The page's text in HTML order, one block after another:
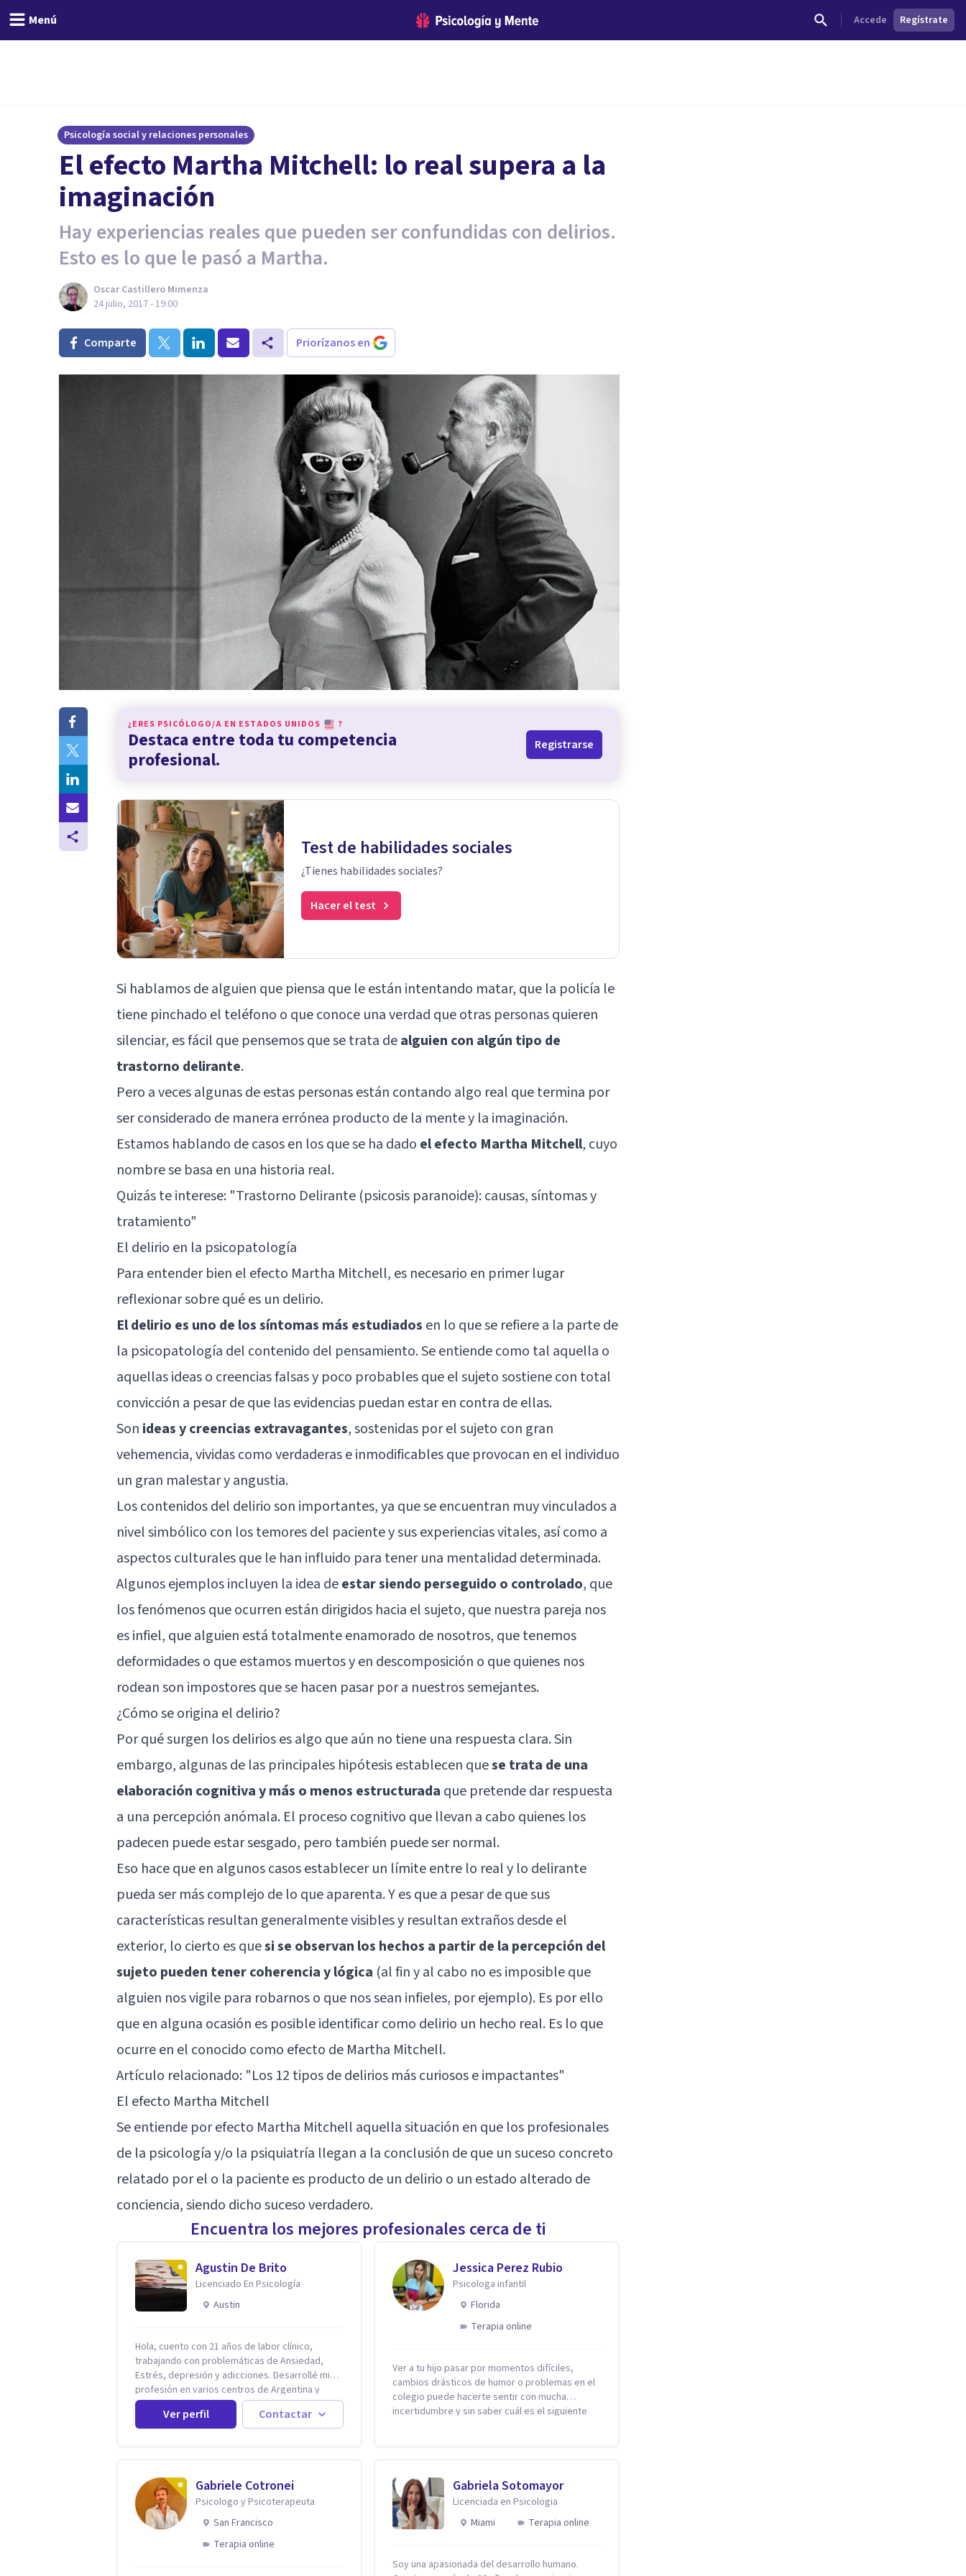
Menú Accede Regístrate
Psicología social y relaciones personales
El efecto Martha Mitchell: lo real supera a la
imaginación
Hay experiencias reales que pueden ser confundidas con delirios.
Esto es lo que le pasó a Martha.
Oscar Castillero Mimenza
24 julio, 2017 - 19:00
Comparte Priorízanos en
¿ERES PSICÓLOGO/A EN ESTADOS UNIDOS ?
Destaca entre toda tu competencia
profesional.
Registrarse
Test de habilidades sociales
¿Tienes habilidades sociales?
Hacer el test
Si hablamos de alguien que piensa que le están intentando matar, que la policía le
tiene pinchado el teléfono o que conoce una verdad que otras personas quieren
silenciar, es fácil que pensemos que se trata dealguien con algún tipo de
trastorno delirante.
Pero a veces algunas de estas personas están contando algo real que termina por
ser considerado de manera errónea producto de la mente y la imaginación.
Estamos hablando de casos en los que se ha dado el efecto Martha Mitchell, cuyo
nombre se basa en una historia real.
Quizás te interese: "Trastorno Delirante (psicosis paranoide): causas, síntomas y
tratamiento"
El delirio en la psicopatología
Para entender bien el efecto Martha Mitchell, es necesario en primer lugar
reflexionar sobre qué es un delirio.
El delirio es uno de los síntomas más estudiados en lo que se refiere a la parte de
la psicopatología del contenido del pensamiento. Se entiende como tal aquella o
aquellas ideas o creencias falsas y poco probables que el sujeto sostiene con total
convicción a pesar de que las evidencias puedan estar en contra de ellas.
Son ideas y creencias extravagantes, sostenidas por el sujeto con gran
vehemencia, vividas como verdaderas e inmodificables que provocan en el individuo
un gran malestar y angustia.
Los contenidos del delirio son importantes, ya que se encuentran muy vinculados a
nivel simbólico con los temores del paciente y sus experiencias vitales, así como a
aspectos culturales que le han influido para tener una mentalidad determinada.
Algunos ejemplos incluyen la idea deestar siendo perseguido o controlado, que
los fenómenos que ocurren están dirigidos hacia el sujeto, que nuestra pareja nos
es infiel, que alguien está totalmente enamorado de nosotros, que tenemos
deformidades o que estamos muertos y en descomposición o que quienes nos
rodean son impostores que se hacen pasar por a nuestros semejantes.
¿Cómo se origina el delirio?
Por qué surgen los delirios es algo que aún no tiene una respuesta clara. Sin
embargo, algunas de las principales hipótesis establecen quese trata de una
elaboración cognitiva y más o menos estructurada que pretende dar respuesta
a una percepción anómala. El proceso cognitivo que llevan a cabo quienes los
padecen puede estar sesgado, pero también puede ser normal.
Eso hace que en algunos casos establecer un límite entre lo real y lo delirante
pueda ser más complejo de lo que aparenta. Y es que a pesar de que sus
características resultan generalmente visibles y resultan extraños desde el
exterior, lo cierto es quesi se observan los hechos a partir de la percepción del
sujeto pueden tener coherencia y lógica (al fin y al cabo no es imposible que
alguien nos vigile para robarnos o que nos sean infieles, por ejemplo). Es por ello
que en alguna ocasión es posible identificar como delirio un hecho real. Es lo que
ocurre en el conocido como efecto de Martha Mitchell.
Artículo relacionado: "Los 12 tipos de delirios más curiosos e impactantes"
El efecto Martha Mitchell
Se entiende por efecto Martha Mitchell aquella situación en que los profesionales
de la psicología y/o la psiquiatría llegan a la conclusión de que un suceso concreto
relatado por el o la paciente es producto de un delirio o un estado alterado de
conciencia, siendo dicho suceso verdadero.
Encuentra los mejores profesionales cerca de ti
Agustin De Brito
Licenciado En Psicología
Austin
Hola, cuento con 21 años de labor clínico,
trabajando con problemáticas de Ansiedad,
Estrés, depresión y adicciones. Desarrollé mi
profesión en varios centros de Argentina y
Estados Unidos y actualmente me dedico a la
práctica privada. Utilizo terapias cognitivas
conductuales basadas en evidencia científica
herramientas concretas para el cambio, que
permitan desarrollar nuevas habilidades y
estrategias basadas en la salud y calidad de
vida.
Ver perfil Contactar
Jessica Perez Rubio
Psicologa infantil
Florida
Terapia online
Ver a tu hijo pasar por momentos difíciles,
cambios drásticos de humor o problemas en el
colegio puede hacerte sentir con mucha
incertidumbre y sin saber cuál es el siguiente
casa. Me especializo en guiar a familias a través
de herramientas prácticas y dinámicas
adaptadas a la edad de cada menor, dejando de
lado las etiquetas y los tecnicismos. Mi forma
ayudándoles a desarrollar la confianza
Gabriele Cotronei
Psicologo y Psicoterapeuta
San Francisco
Terapia online
Gabriela Sotomayor
Licenciada en Psicologia
Miami
Terapia online
Soy una apasionada del desarrollo humano.